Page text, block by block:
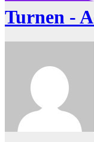
Turnen -